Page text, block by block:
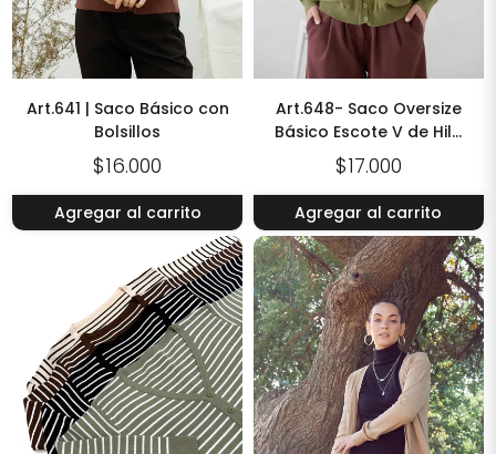
Art.641 | Saco Básico con
Bolsillos
$16.000
Agregar al carrito
Art.648- Saco Oversize
Básico Escote V de Hilo
Bremer
$17.000
Agregar al carrito